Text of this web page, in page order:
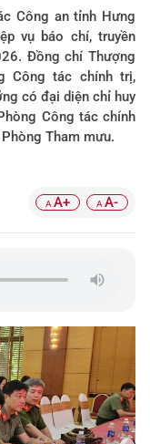
Công an tỉnh Hưng
vụ báo chí, truyền
Đồng chí Thượng
Công tác chính trị,
có đại diện chỉ huy
Công tác chính
Tham mưu.
A A+ A A-